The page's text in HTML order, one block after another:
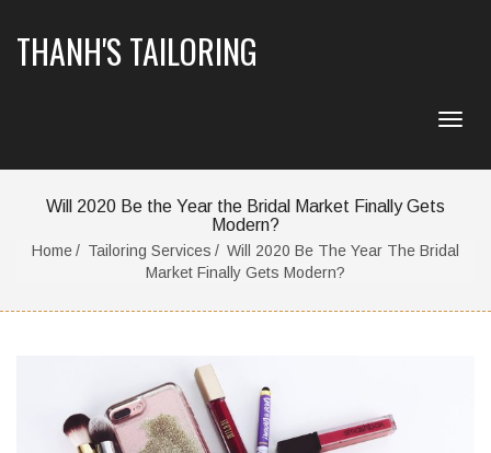
THANH'S TAILORING
Will 2020 Be the Year the Bridal Market Finally Gets
Modern?
Home Tailoring Services
Will 2020 Be The Year The Bridal
Market Finally Gets Modern?